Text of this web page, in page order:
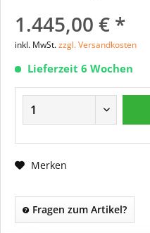
1.445,00 € *
inkl. MwSt.zzgl. Versandkosten
Lieferzeit 6 Wochen
Merken
Fragen zum Artikel?